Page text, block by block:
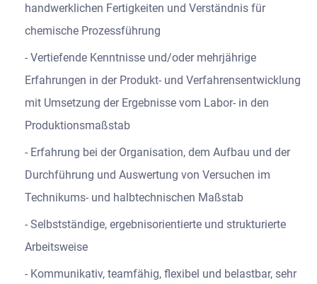
handwerklichen Fertigkeiten und Verständnis für
chemische Prozessführung
Vertiefende Kenntnisse und/oder mehrjährige
Erfahrungen in der Produkt- und Verfahrensentwicklung
mit Umsetzung der Ergebnisse vom Labor- in den
Produktionsmaßstab
Erfahrung bei der Organisation, dem Aufbau und der
Durchführung und Auswertung von Versuchen im
Technikums- und halbtechnischen Maßstab
Selbstständige, ergebnisorientierte und strukturierte
Arbeitsweise
Kommunikativ, teamfähig, flexibel und belastbar, sehr